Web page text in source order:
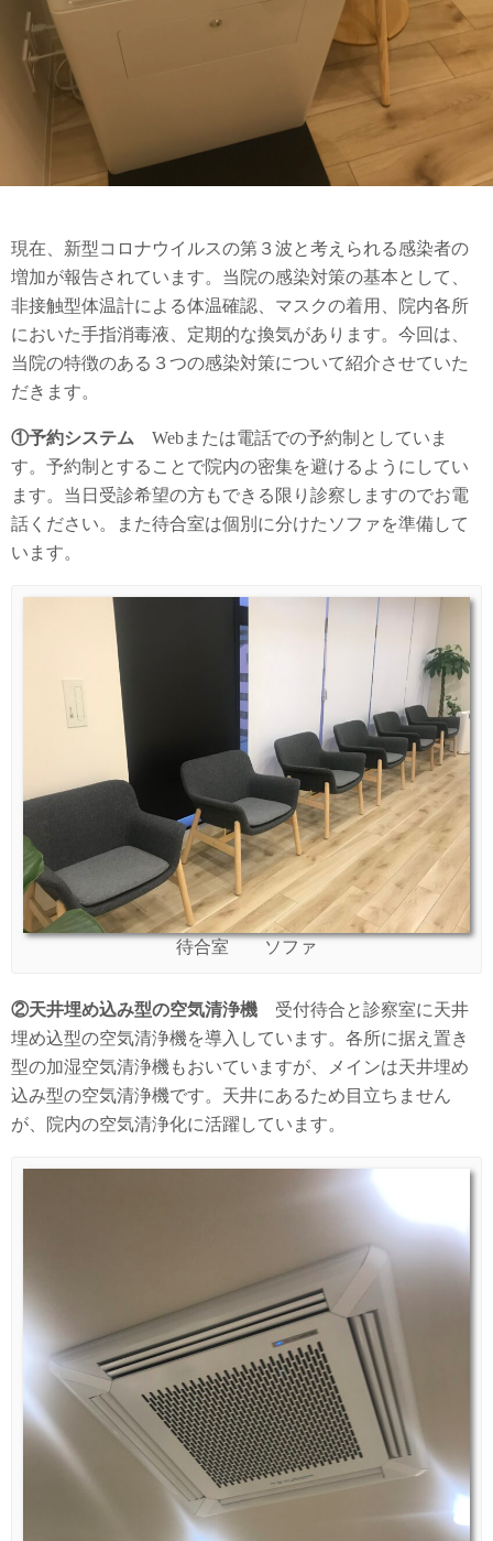
現在、新型コロナウイルスの第３波と考えられる感染者の
増加が報告されています。当院の感染対策の基本として、
非接触型体温計による体温確認、マスクの着用、院内各所
においた手指消毒液、定期的な換気があります。今回は、
当院の特徴のある３つの感染対策について紹介させていた
だきます。
①予約システム Webまたは電話での予約制としていま
す。予約制とすることで院内の密集を避けるようにしてい
ます。当日受診希望の方もできる限り診察しますのでお電
話ください。また待合室は個別に分けたソファを準備して
います。
待合室 ソファ
②天井埋め込み型の空気清浄機 受付待合と診察室に天井
埋め込型の空気清浄機を導入しています。各所に据え置き
型の加湿空気清浄機もおいていますが、メインは天井埋め
込み型の空気清浄機です。天井にあるため目立ちません
が、院内の空気清浄化に活躍しています。